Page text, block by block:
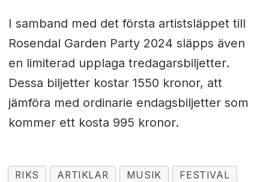
I samband med det första artistsläppet till
Rosendal Garden Party 2024 släpps även
en limiterad upplaga tredagarsbiljetter.
Dessa biljetter kostar 1550 kronor, att
jämföra med ordinarie endagsbiljetter som
kommer ett kosta 995 kronor.
RIKS ARTIKLAR MUSIK FESTIVAL